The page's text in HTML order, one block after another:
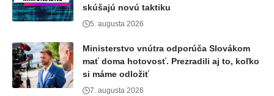
skúšajú novú taktiku
5. augusta 2026
Ministerstvo vnútra odporúča Slovákom
mať doma hotovosť. Prezradili aj to, koľko
si máme odložiť
7. augusta 2026